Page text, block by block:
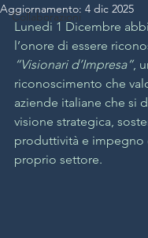
Collaborazioni
Aggiornamento: 4 dic 2025
Lunedi 1 Dicembre
l’onore di essere
“Visionari d’Impresa”,
riconoscimento che
aziende italiane che si
visione strategica,
produttività e impegno
proprio settore.